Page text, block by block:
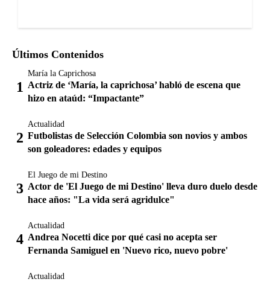
Últimos Contenidos
María la Caprichosa
Actriz de ‘María, la caprichosa’ habló de escena que
hizo en ataúd: “Impactante”
Actualidad
Futbolistas de Selección Colombia son novios y ambos
son goleadores: edades y equipos
El Juego de mi Destino
Actor de 'El Juego de mi Destino' lleva duro duelo desde
hace años: "La vida será agridulce"
Actualidad
Andrea Nocetti dice por qué casi no acepta ser
Fernanda Samiguel en 'Nuevo rico, nuevo pobre'
Actualidad